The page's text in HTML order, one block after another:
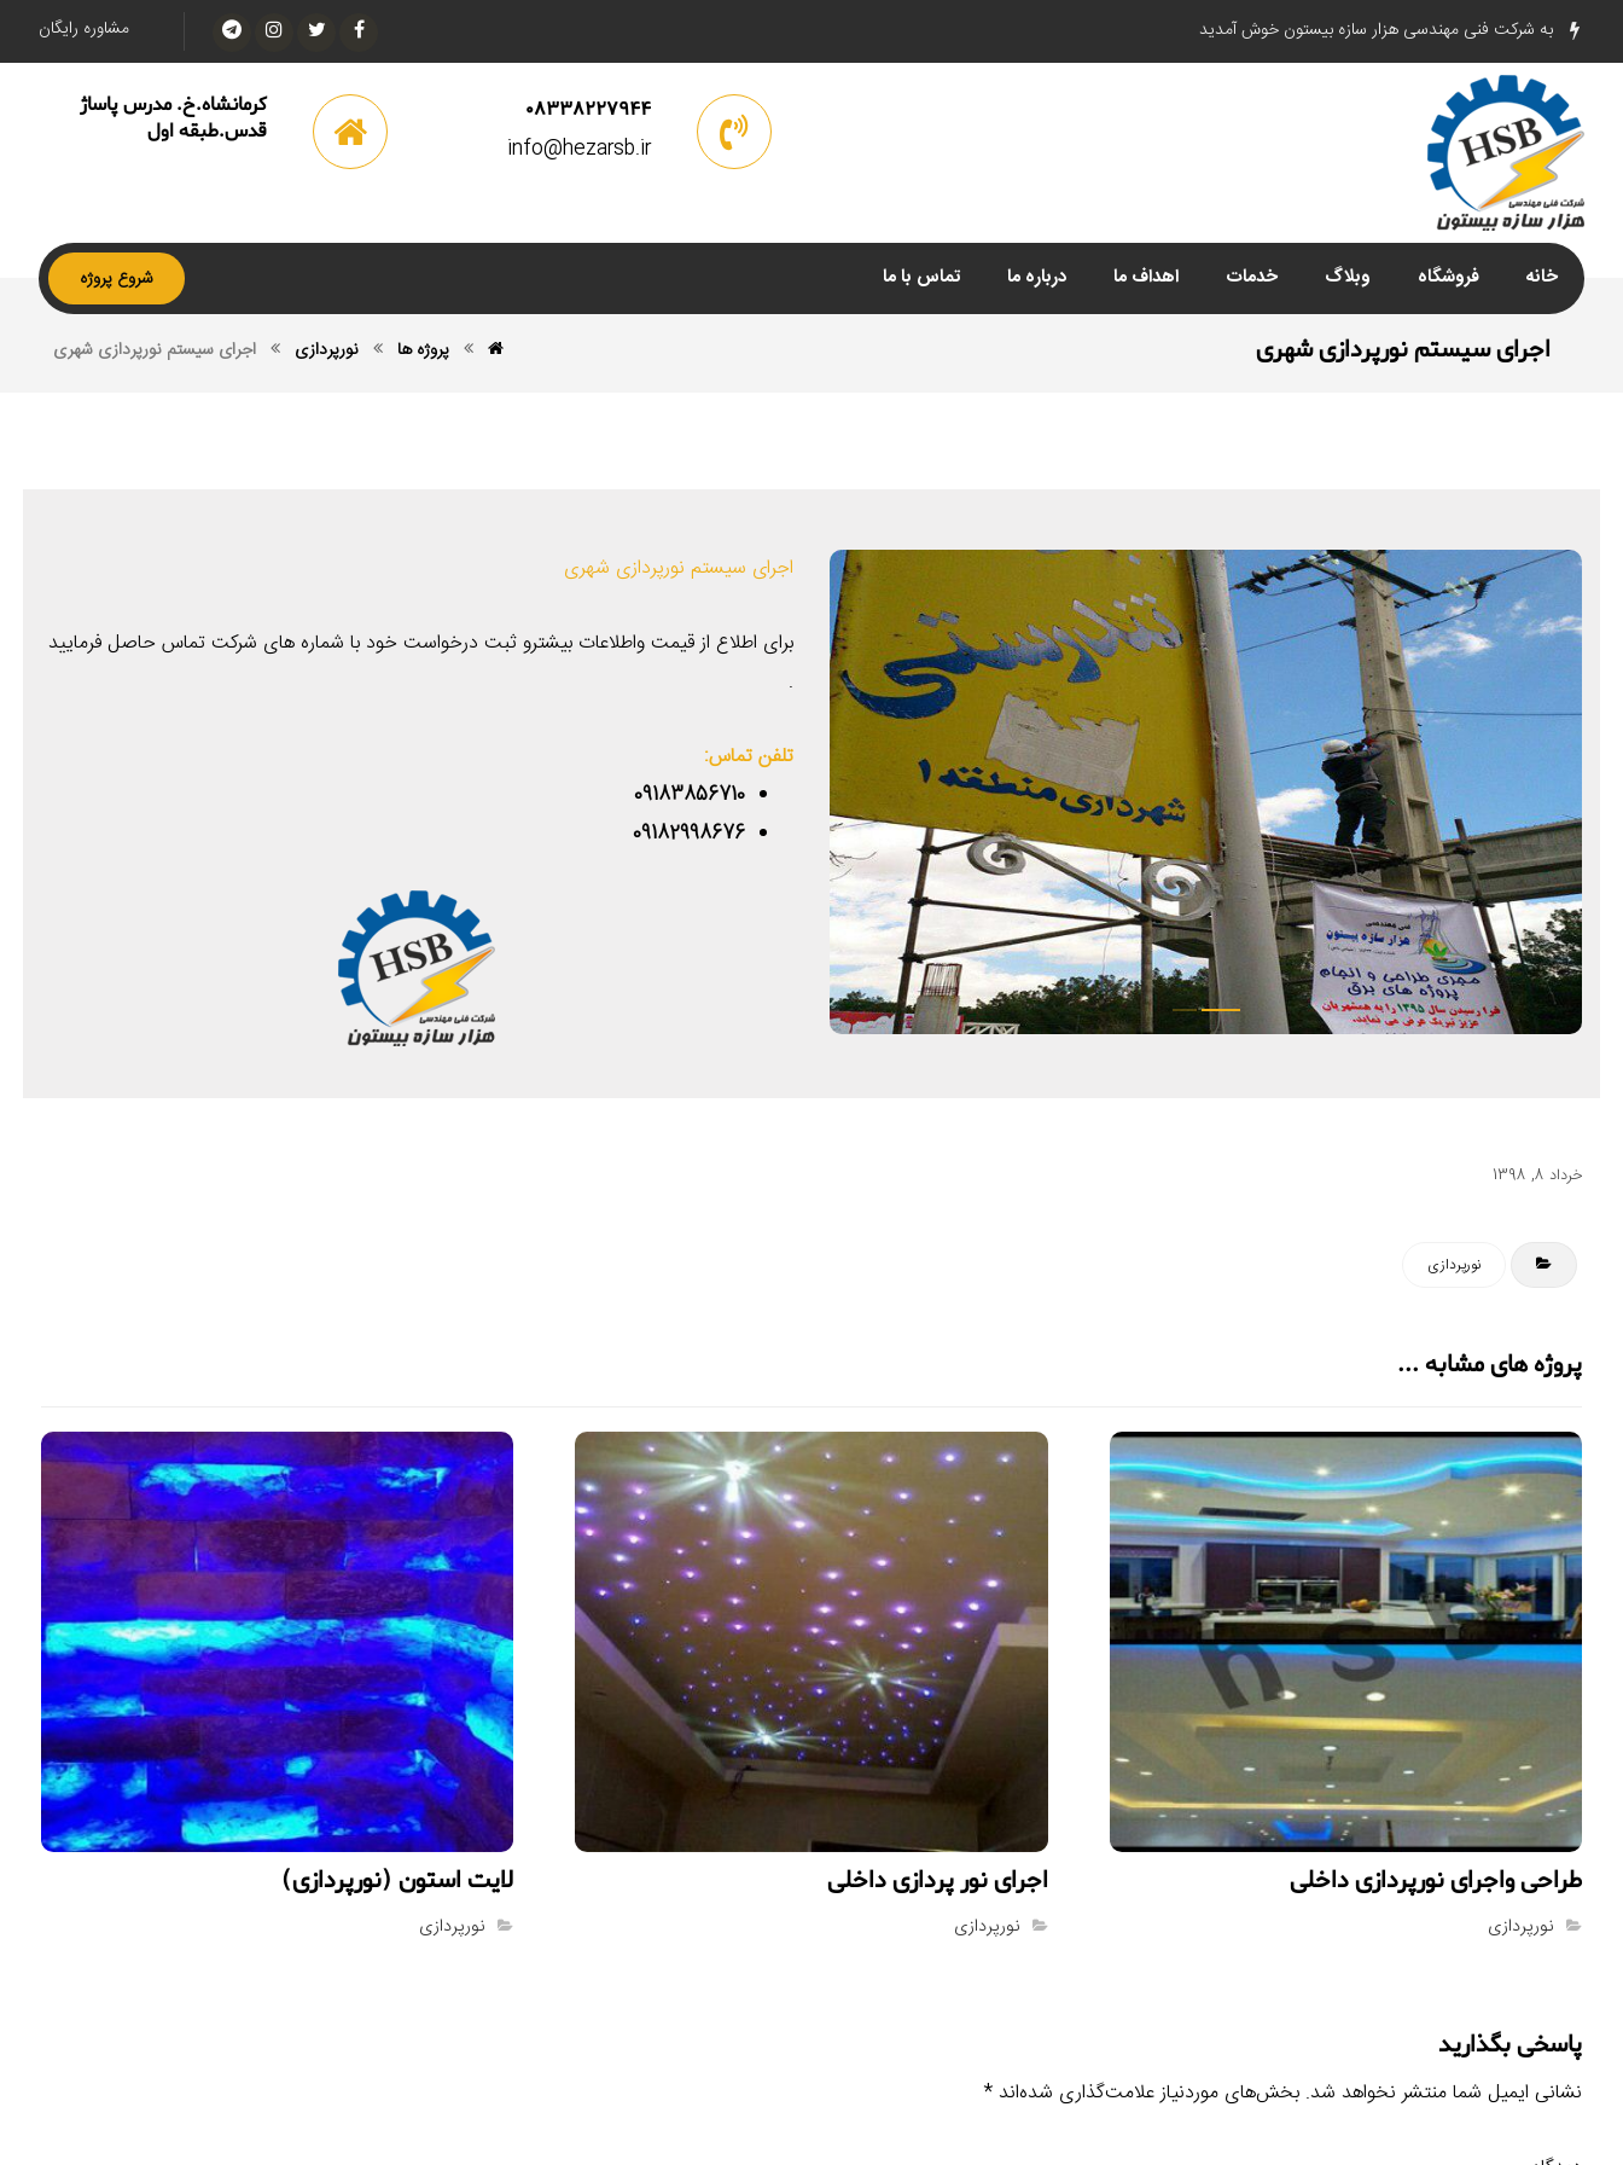
به شرکت فنی مهندسی هزار سازه بیستون خوش آمدید مشاوره رایگان
08338227944
info@hezarsb.ir
کرمانشاه.خ. مدرس پاساژ
قدس.طبقه اول
خانه فروشگاه وبلاگ خدمات اهداف ما درباره ما تماس با ما شروع پروژه
اجراى سيستم نورپردازى شهرى پروژه ها نورپردازی اجراى سيستم نورپردازى شهرى
اجراى سيستم نورپردازى شهرى
برای اطلاع از قیمت واطلاعات بیشترو ثبت درخواست خود با شماره های شرکت تماس حاصل فرمایید
.
تلفن تماس:
09183856710
09182998676
خرداد 8, 1398
نورپردازی
پروژه های مشابه ...
طراحى واجراى نورپردازى داخلى
نورپردازی
اجراى نور پردازى داخلى
نورپردازی
لايت استون (نورپردازى)
نورپردازی
پاسخی بگذارید
نشانی ایمیل شما منتشر نخواهد شد. بخش‌های موردنیاز علامت‌گذاری شده‌اند*